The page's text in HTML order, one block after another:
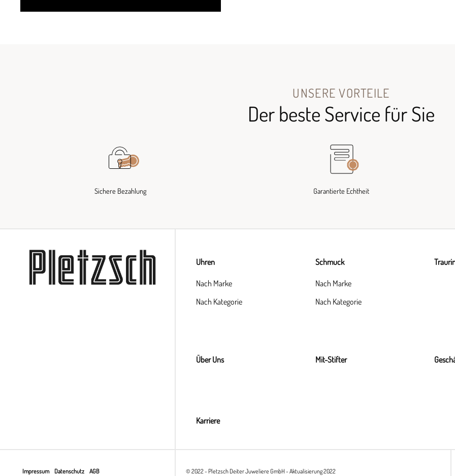
UNSERE VORTEILE
Der beste Service für Sie
Sichere Bezahlung Garantierte Echtheit
Uhren
Nach Marke
Nach Kategorie
Schmuck
Nach Marke
Nach Kategorie
Über Uns Mit-Stifter
Karriere
Impressum Datenschutz AGB © 2022 - Pletzsch Deiter Juweliere GmbH - Aktualisierung 2022